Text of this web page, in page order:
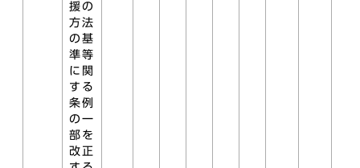
援の
方法
の基
準等
に関
する
条例
の一
部を
改正